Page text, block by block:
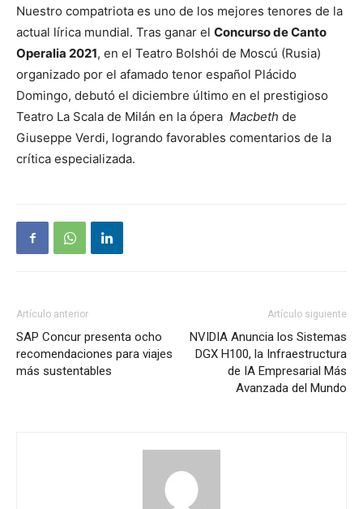
Nuestro compatriota es uno de los mejores tenores de la
actual lírica mundial. Tras ganar el Concurso de Canto
Operalia 2021, en el Teatro Bolshói de Moscú (Rusia)
organizado por el afamado tenor español Plácido
Domingo, debutó el diciembre último en el prestigioso
Teatro La Scala de Milán en la ópera Macbeth de
Giuseppe Verdi, logrando favorables comentarios de la
crítica especializada.
Artículo anterior
SAP Concur presenta ocho
recomendaciones para viajes
más sustentables
Artículo siguiente
NVIDIA Anuncia los Sistemas
DGX H100, la Infraestructura
de IA Empresarial Más
Avanzada del Mundo